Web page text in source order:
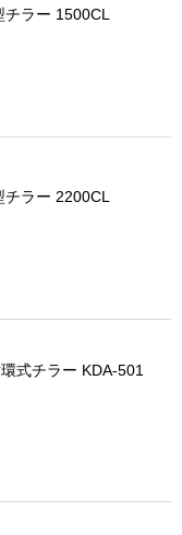
ラー 1500CL
ラー 2200CL
式チラー KDA-501